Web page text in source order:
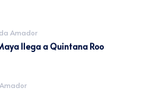
Amador
llega a Quintana Roo